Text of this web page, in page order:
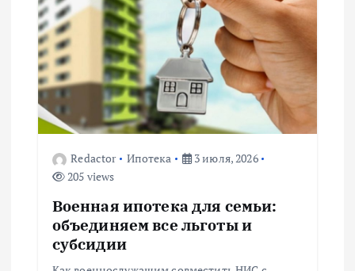
я
п
о
Redactor Ипотека
3 июля, 2026
205 views
Военная ипотека для семьи:
объединяем все льготы и
субсидии